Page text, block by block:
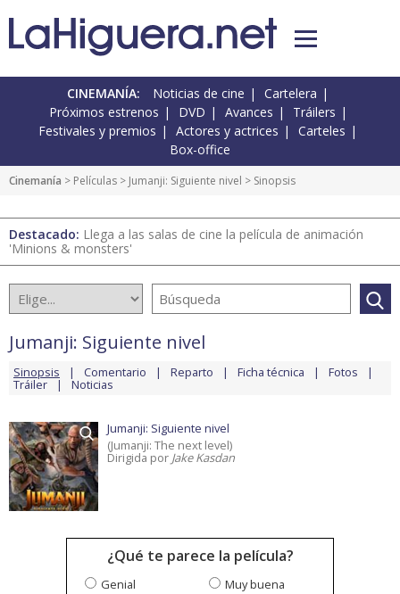
CINEMANÍA: Noticias de cine
Cartelera
Próximos estrenos
DVD Avances
Tráilers
Festivales y premios
Actores y actrices
Carteles
Box-office
Cinemanía > Películas > Jumanji: Siguiente nivel > Sinopsis
Destacado: Llega a las salas de cine la película de animación
'Minions & monsters'
Jumanji: Siguiente nivel
Sinopsis Comentario Reparto Ficha técnica Fotos
Tráiler Noticias
Jumanji: Siguiente nivel
(Jumanji: The next level)
Dirigida por Jake Kasdan
¿Qué te parece la película?
Genial
Muy buena